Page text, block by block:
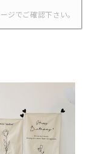
ジでご確認下さい。